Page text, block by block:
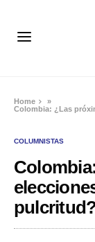
Home
»
Colombia: ¿Las
COLUMNISTAS